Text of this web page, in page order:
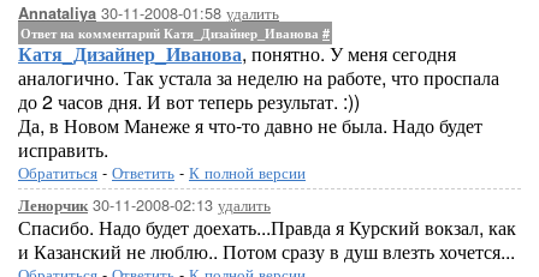
Annataliya 30-11-2008-01:58 удалить
Ответ на комментарий Катя_Дизайнер_Иванова #
Катя_Дизайнер_Иванова, понятно. У меня сегодня
аналогично. Так устала за неделю на работе, что проспала
до 2 часов дня. И вот теперь результат. :))
Да, в Новом Манеже я что-то давно не была. Надо будет
исправить.
Обратиться - Ответить - К полной версии
Ленорчик30-11-2008-02:13 удалить
Спасибо. Надо будет доехать...Правда я Курский вокзал, как
и Казанский не люблю.. Потом сразу в душ влезть хочется...